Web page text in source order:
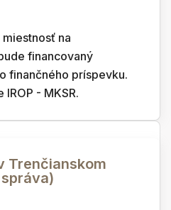
na
financovaný
finančného príspevku.
- MKSR.
Trenčianskom